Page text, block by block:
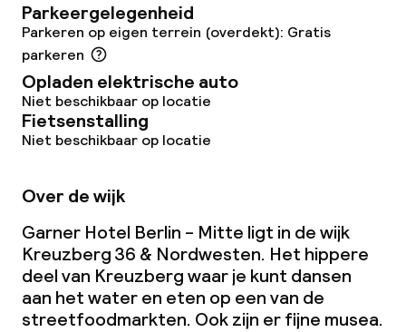
Parkeergelegenheid
Parkeren op eigen terrein (overdekt): Gratis
parkeren
Opladen elektrische auto
Niet beschikbaar op locatie
Fietsenstalling
Niet beschikbaar op locatie
Over de wijk
Garner Hotel Berlin - Mitte ligt in de wijk
Kreuzberg 36 & Nordwesten. Het hippere
deel van Kreuzberg waar je kunt dansen
aan het water en eten op een van de
streetfoodmarkten. Ook zijn er fijne musea.